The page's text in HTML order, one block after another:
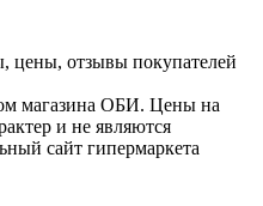
цены, отзывы покупателей
магазина ОБИ. Цены на
и не являются
сайт гипермаркета